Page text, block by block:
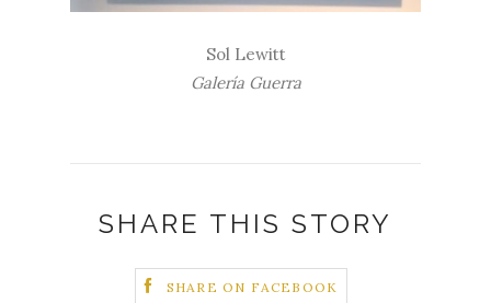
Sol Lewitt
Galería Guerra
SHARE THIS STORY
SHARE ON FACEBOOK